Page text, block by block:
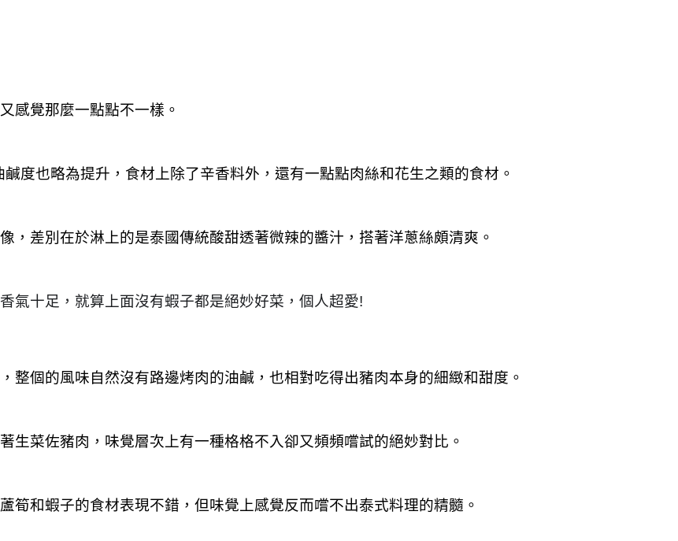
感覺那麼一點點不一樣。
度也略為提升，食材上除了辛香料外，還有一點點肉絲和花生之類的食材。
，差別在於淋上的是泰國傳統酸甜透著微辣的醬汁，搭著洋蔥絲頗清爽。
氣十足，就算上面沒有蝦子都是絕妙好菜，個人超愛!
整個的風味自然沒有路邊烤肉的油鹹，也相對吃得出豬肉本身的細緻和甜度。
生菜佐豬肉，味覺層次上有一種格格不入卻又頻頻嚐試的絕妙對比。
筍和蝦子的食材表現不錯，但味覺上感覺反而嚐不出泰式料理的精髓。